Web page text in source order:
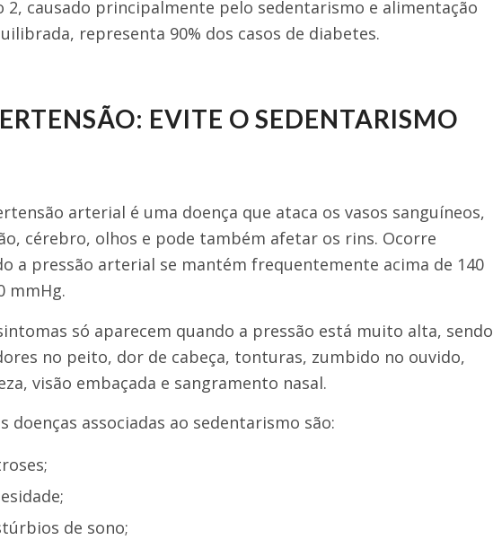
2, causado principalmente pelo sedentarismo e alimentação
representa 90% dos casos de diabetes.
EVITE O SEDENTARISMO
arterial é uma doença que ataca os vasos sanguíneos,
cérebro, olhos e pode também afetar os rins. Ocorre
a pressão arterial se mantém frequentemente acima de 140
mmHg.
só aparecem quando a pressão está muito alta, sendo
no peito, dor de cabeça, tonturas, zumbido no ouvido,
visão embaçada e sangramento nasal.
doenças associadas ao sedentarismo são:
de sono;